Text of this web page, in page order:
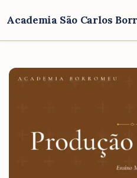
Academia São Carlos